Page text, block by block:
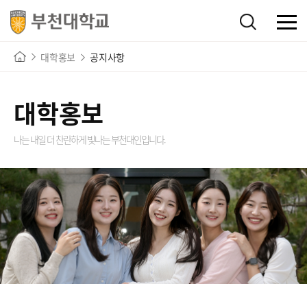
대학홍보 공지사항
대학홍보
나는 내일 더 찬란하게 빛나는부천대인입니다.